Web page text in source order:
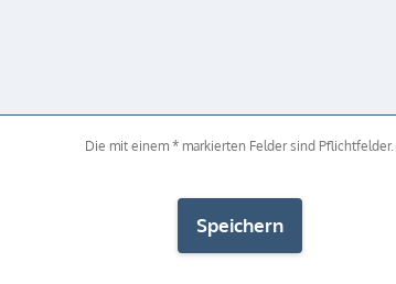
Die mit einem * markierten Felder sind Pflichtfelder.
Speichern